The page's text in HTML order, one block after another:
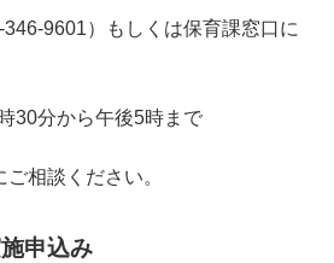
9601）もしくは保育課窓口に
30分から午後5時まで
相談ください。
申込み